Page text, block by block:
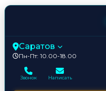
Саратов
Пн-Пт: 10.00-18.00
Звонок Написать